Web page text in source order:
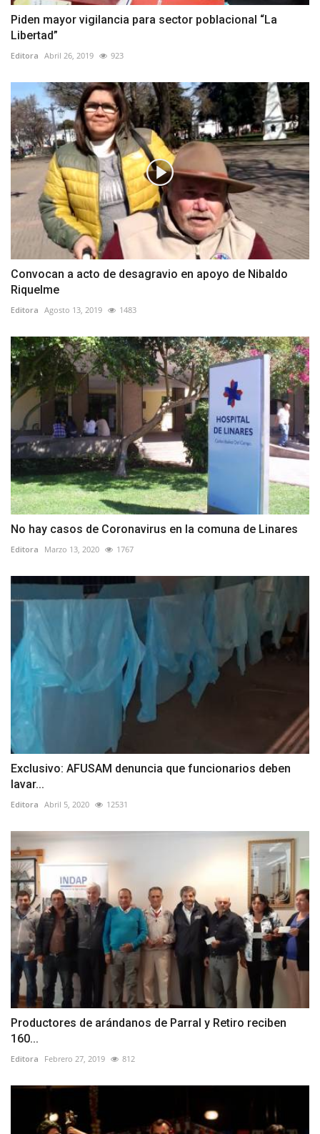
Piden mayor vigilancia para sector poblacional “La
Libertad”
Editora Abril 26, 2019 923
Convocan a acto de desagravio en apoyo de Nibaldo
Riquelme
Editora Agosto 13, 2019 1483
No hay casos de Coronavirus en la comuna de Linares
Editora Marzo 13, 2020 1767
Exclusivo: AFUSAM denuncia que funcionarios deben
lavar...
Editora Abril 5, 2020 12531
Productores de arándanos de Parral y Retiro reciben
160...
Editora Febrero 27, 2019 812